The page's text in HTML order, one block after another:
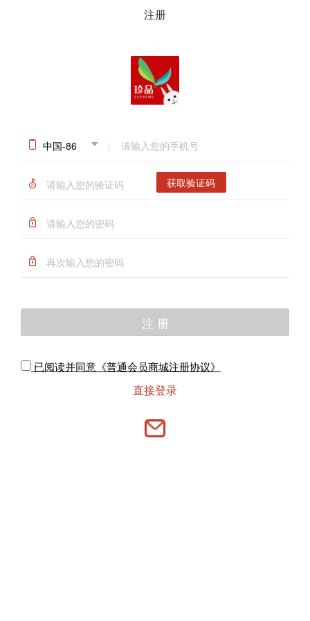
注册
已阅读并同意《普通会员商城注册协议》
直接登录
已阅读并同意《普通会员商城注册协议》